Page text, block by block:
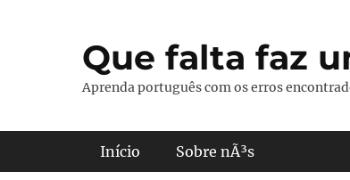
Que falta faz
Aprenda português com os erros
Menu principal
Início Sobre nÃ³s